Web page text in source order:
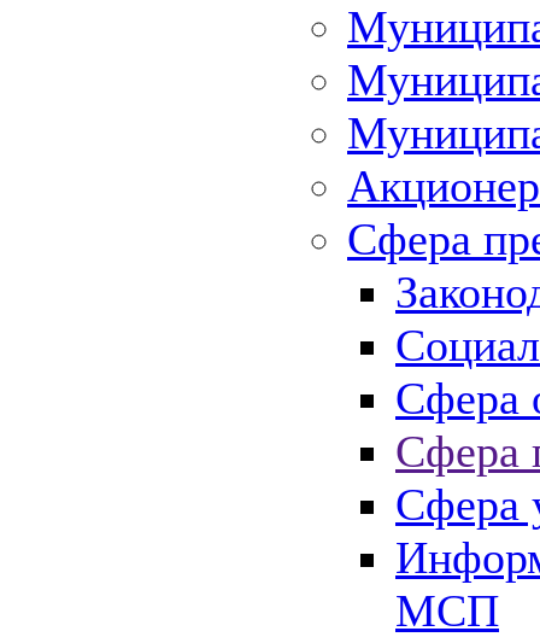
Сфера
Сфера
Сфера
Сфера
МСП